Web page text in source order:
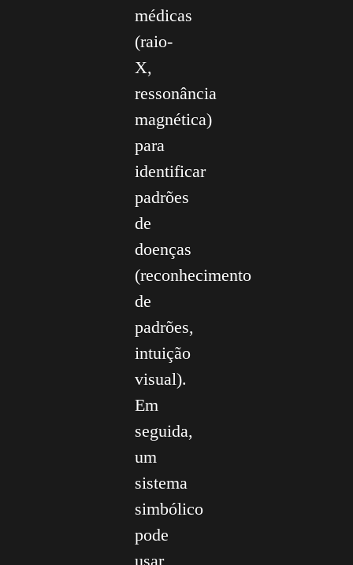
médicas
(raio-
X,
ressonância
magnética)
para
identificar
padrões
de
doenças
(reconhecimento
de
padrões,
intuição
visual).
Em
seguida,
um
sistema
simbólico
pode
usar